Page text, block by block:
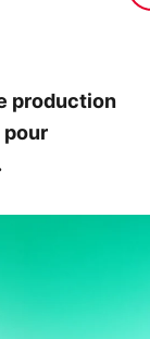
production
pour